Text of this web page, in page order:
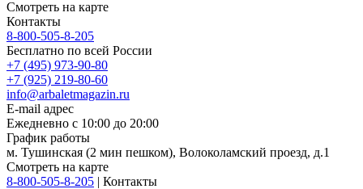
Смотреть на карте
Контакты
8-800-505-8-205
Бесплатно по всей России
+7 (495) 973-90-80
+7 (925) 219-80-60
info@arbaletmagazin.ru
E-mail адрес
Ежедневно с 10:00 до 20:00
График работы
м. Тушинская (2 мин пешком), Волоколамский проезд, д.1
Смотреть на карте
8-800-505-8-205 | Контакты